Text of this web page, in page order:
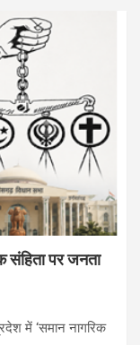
संहिता पर जनता
में ‘समान नागरिक